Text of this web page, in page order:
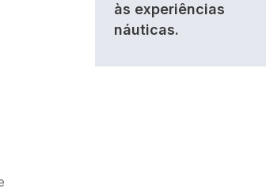
às experiências
náuticas.